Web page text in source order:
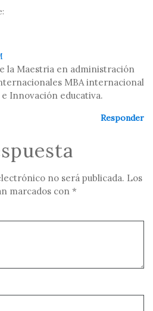
la Maestria en administración
MBA internacional
Innovación educativa.
Responder
no será publicada. Los
marcados con *